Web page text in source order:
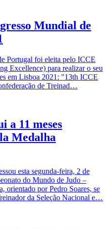
Mundial de
Portugal foi eleita pelo ICCE
Excellence) para realizar o seu
em Lisboa 2021: "13th ICCE
de Treinad…
a 11 meses
Medalha
esta segunda-feira, 2 de
do Mundo de Judo –
orientado por Pedro Soares, se
da Seleção Nacional e…